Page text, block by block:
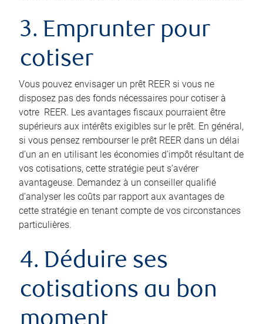
3. Emprunter pour
cotiser
Vous pouvez envisager un prêt REER si vous ne
disposez pas des fonds nécessaires pour cotiser à
votre REER. Les avantages fiscaux pourraient être
supérieurs aux intérêts exigibles sur le prêt. En général,
si vous pensez rembourser le prêt REER dans un délai
d’un an en utilisant les économies d’impôt résultant de
vos cotisations, cette stratégie peut s’avérer
avantageuse. Demandez à un conseiller qualifié
d’analyser les coûts par rapport aux avantages de
cette stratégie en tenant compte de vos circonstances
particulières.
4. Déduire ses
cotisations au bon